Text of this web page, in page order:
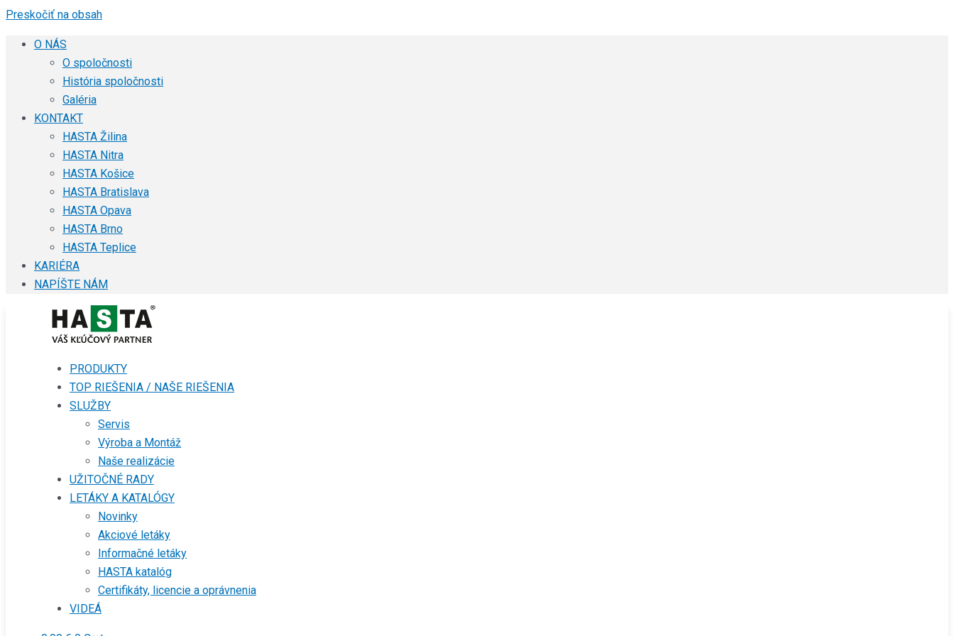
Preskočiť na obsah
O NÁS
O spoločnosti
História spoločnosti
Galéria
KONTAKT
HASTA Žilina
HASTA Nitra
HASTA Košice
HASTA Bratislava
HASTA Opava
HASTA Brno
HASTA Teplice
KARIÉRA
NAPÍŠTE NÁM
PRODUKTY
TOP RIEŠENIA / NAŠE RIEŠENIA
SLUŽBY
Servis
Výroba a Montáž
Naše realizácie
UŽITOČNÉ RADY
LETÁKY A KATALÓGY
Novinky
Akciové letáky
Informačné letáky
HASTA katalóg
Certifikáty, licencie a oprávnenia
VIDEÁ